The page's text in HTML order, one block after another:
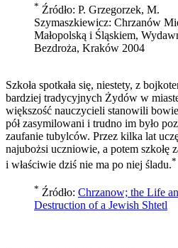
* Źródło: P. Grzegorzek, M.
Szymaszkiewicz: Chrzanów
Małopolską i Śląskiem,
Bezdroża, Kraków 2004
Szkoła spotkała się, niestety, z
bardziej tradycyjnych Żydów w
większość nauczycieli stanowili
pół zasymilowani i trudno im było
zaufanie tubylców. Przez kilka lat
najubożsi uczniowie, a potem szkołę
i właściwie dziś nie ma po niej śladu.*
* Źródło: Chrzanow; the Life
Destruction of a Jewish Shtetl